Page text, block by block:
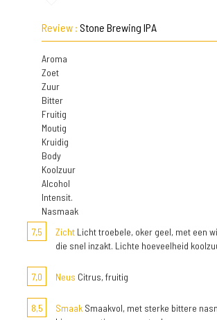
Review : Stone Brewing IPA
Aroma
Zoet
Zuur
Bitter
Fruitig
Moutig
Kruidig
Body
Koolzuur
Alcohol
Intensit.
Nasmaak
7,5
Zicht Licht troebele, oker geel, met een
die snel inzakt. Lichte hoeveelheid
7,0 Neus Citrus, fruitig
8,5 Smaak Smaakvol, met sterke bittere